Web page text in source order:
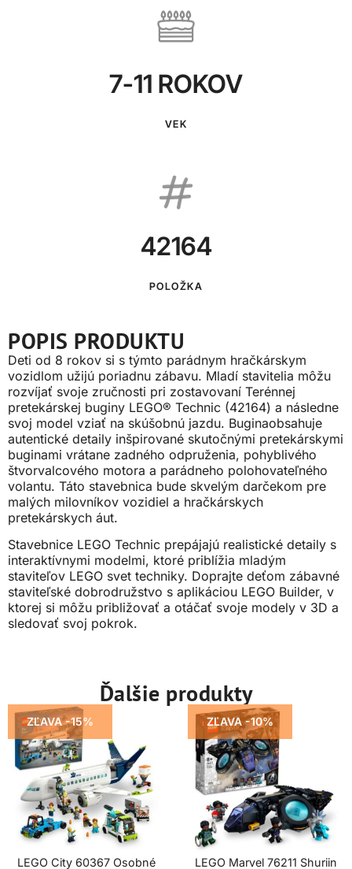
7-11 ROKOV
VEK
42164
POLOŽKA
POPIS PRODUKTU
Deti od 8 rokov si s týmto parádnym hračkárskym
vozidlom užijú poriadnu zábavu. Mladí stavitelia môžu
rozvíjať svoje zručnosti pri zostavovaní Terénnej
pretekárskej buginy LEGO® Technic (42164) a následne
svoj model vziať na skúšobnú jazdu. Buginaobsahuje
autentické detaily inšpirované skutočnými pretekárskymi
buginami vrátane zadného odpruženia, pohyblivého
štvorvalcového motora a parádneho polohovateľného
volantu. Táto stavebnica bude skvelým darčekom pre
malých milovníkov vozidiel a hračkárskych
pretekárskych áut.
Stavebnice LEGO Technic prepájajú realistické detaily s
interaktívnymi modelmi, ktoré priblížia mladým
staviteľov LEGO svet techniky. Doprajte deťom zábavné
staviteľské dobrodružstvo s aplikáciou LEGO Builder, v
ktorej si môžu približovať a otáčať svoje modely v 3D a
sledovať svoj pokrok.
Ďalšie produkty
ZĽAVA -15%
LEGO City 60367 Osobné
ZĽAVA -10%
LEGO Marvel 76211 Shuriin